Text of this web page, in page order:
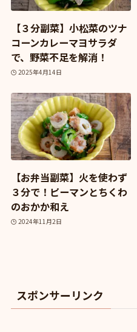
【３分副菜】小松菜のツナ
コーンカレーマヨサラダ
で、野菜不足を解消！
2025年4月14日
【お弁当副菜】火を使わず
３分で！ピーマンとちくわ
のおかか和え
2024年11月2日
スポンサーリンク